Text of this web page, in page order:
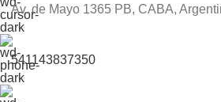
Av. de Mayo 1365 PB, CABA,
541143837350